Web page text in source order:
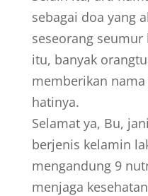
sebagai doa yang
seseorang
itu, banyak
memberikan
hatinya.
Selamat ya, Bu,
berjenis kelamin
mengandung 9
menjaga